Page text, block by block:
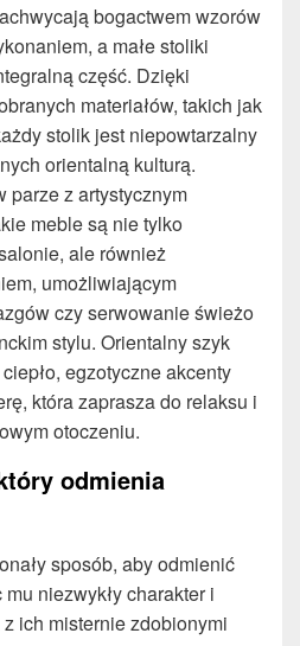
bogactwem wzorów
a małe stoliki
część. Dzięki
materiałów, takich jak
stolik jest niepowtarzalny
orientalną kulturą.
parze z artystycznym
meble są nie tylko
ale również
umożliwiającym
czy serwowanie świeżo
stylu. Orientalny szyk
egzotyczne akcenty
która zaprasza do relaksu i
otoczeniu.
odmienia
sposób, aby odmienić
niezwykły charakter i
ich misternie zdobionymi